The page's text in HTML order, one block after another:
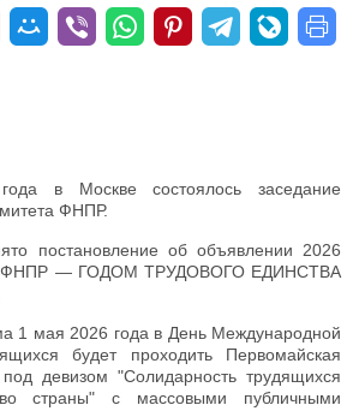
в Москве состоялось заседание
ФНПР.
постановление об объявлении 2026
ФНПР — ГОДОМ ТРУДОВОГО ЕДИНСТВА
1 мая 2026 года в День Международной
будет проходить Первомайская
девизом "Солидарность трудящихся
страны" с массовыми публичными